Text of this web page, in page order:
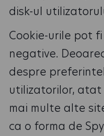
disk-ul
Cookie-urile pot
negative.
despre
utilizatorilor, atat
mai multe alte
ca o forma de